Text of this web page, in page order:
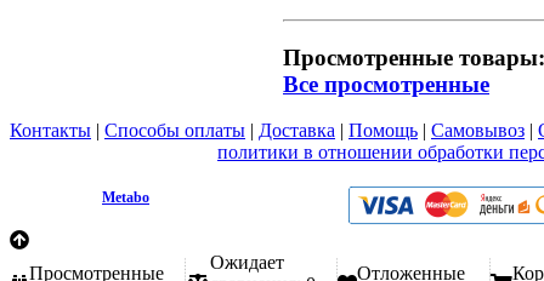
Просмотренные товары:
Все просмотренные
Контакты | Способы оплаты | Доставка | Помощь | Самовывоз |
политики в отношении обработки
Metabo
Просмотренные
Ожидает
Отложенные